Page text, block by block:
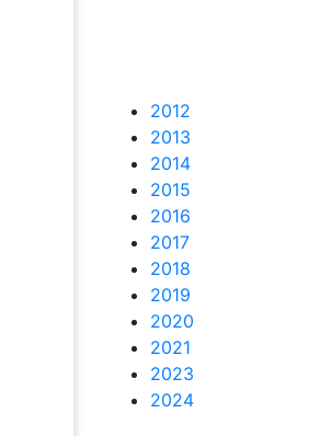
2012
2013
2014
2015
2016
2017
2018
2019
2020
2021
2023
2024